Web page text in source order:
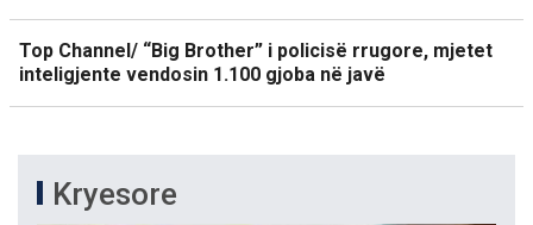
Top Channel/ “Big Brother” i policisë rrugore, mjetet
inteligjente vendosin 1.100 gjoba në javë
Kryesore